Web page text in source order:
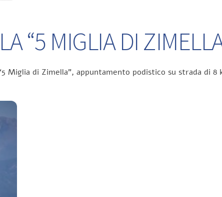
“5 MIGLIA DI
Miglia di Zimella”, appuntamento podistico su strada di